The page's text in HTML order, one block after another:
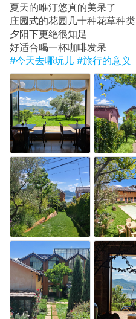
夏天的唯汀悠真的美呆了
​庄园式的花园几十种花草种类
​夕阳下更绝很知足
​好适合喝一杯咖啡发呆
#今天去哪玩儿 #旅行的意义